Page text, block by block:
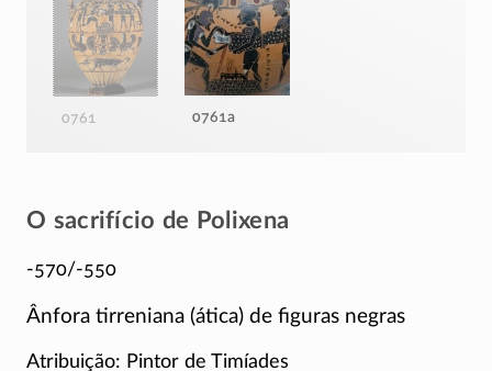
0761 0761a
O sacrifício de Polixena
-570/-550
Ânfora tirreniana (ática) de figuras negras
Atribuição: Pintor de Timíades